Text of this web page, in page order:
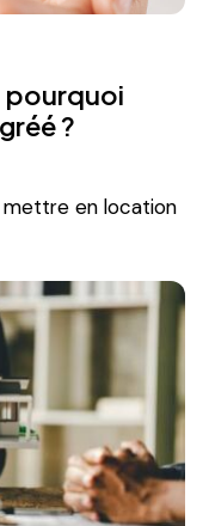
pourquoi
?
mettre en location